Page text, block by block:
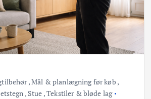
,Mål & planlægning før køb ,
, Stue ,Tekstiler & bløde lag